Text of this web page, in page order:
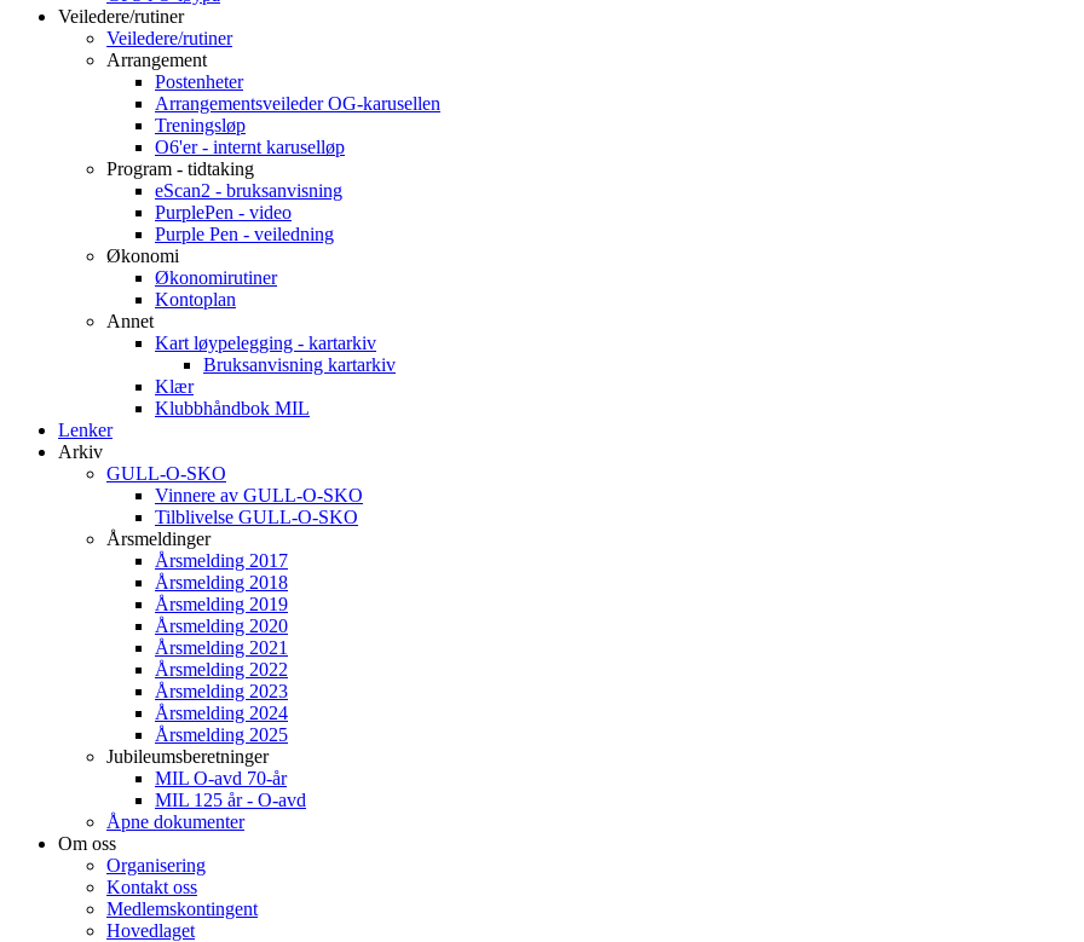
Veiledere/rutiner
Veiledere/rutiner
Arrangement
Postenheter
Arrangementsveileder OG-karusellen
Treningsløp
O6'er - internt karuselløp
Program - tidtaking
eScan2 - bruksanvisning
PurplePen - video
Purple Pen - veiledning
Økonomi
Økonomirutiner
Kontoplan
Annet
Kart løypelegging - kartarkiv
Bruksanvisning kartarkiv
Klær
Klubbhåndbok MIL
Lenker
Arkiv
GULL-O-SKO
Vinnere av GULL-O-SKO
Tilblivelse GULL-O-SKO
Årsmeldinger
Årsmelding 2017
Årsmelding 2018
Årsmelding 2019
Årsmelding 2020
Årsmelding 2021
Årsmelding 2022
Årsmelding 2023
Årsmelding 2024
Årsmelding 2025
Jubileumsberetninger
MIL O-avd 70-år
MIL 125 år - O-avd
Åpne dokumenter
Om oss
Organisering
Kontakt oss
Medlemskontingent
Hovedlaget